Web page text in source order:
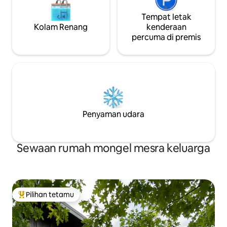
Kolam Renang
Tempat letak
kenderaan
percuma di premis
Penyaman udara
Sewaan rumah mongel mesra keluarga
Pilihan utama tetamu
Pilihan tetamu